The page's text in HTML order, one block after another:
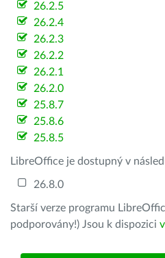
26.2.5
26.2.4
26.2.3
26.2.2
26.2.1
26.2.0
25.8.7
25.8.6
25.8.5
LibreOffice je dostupný v
26.8.0
Starší verze programu
podporovány!) Jsou k dispozici